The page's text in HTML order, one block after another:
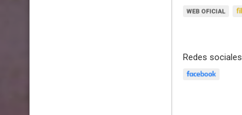
Redes sociales